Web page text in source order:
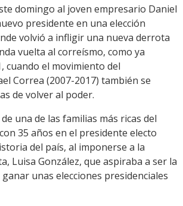
Link
domingo al joven empresario Daniel
presidente en una elección
volvió a infligir una nueva derrota
vuelta al correísmo, como ya
cuando el movimiento del
Correa (2007-2017) también se
de volver al poder.
una de las familias más ricas del
35 años en el presidente electo
del país, al imponerse a la
Luisa González, que aspiraba a ser la
unas elecciones presidenciales